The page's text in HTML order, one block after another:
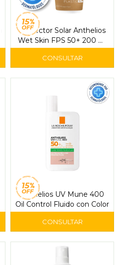
Protector Solar Anthelios
Wet Skin FPS 50+ 200 ml
– La Roche-Posay
Anthelios UV Mune 400
Oil Control Fluido con Color